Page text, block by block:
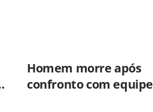
Homem morre após
confronto com equipe